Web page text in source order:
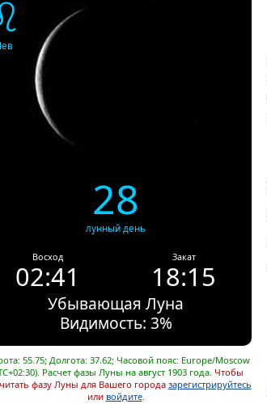
28
лунный день
Восход
02:41
Закат
18:15
Убывающая Луна
Видимость: 3%
55.75; Долгота: 37.62; Часовой пояс: Europe/Moscow
Расчет фазы Луны на август 1903 года. Чтобы
фазу Луны для Вашего города зарегистрируйтесь
или войдите.